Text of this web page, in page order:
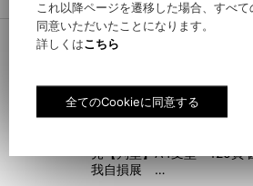
図録 横尾忠則 自我自損
ー：横尾忠則
【商品ID】YB101【商品
我自損展 ゲストキュレー
売【判型】A4変型 120
我自損展 …
これ以降ページを遷移した場合、すべ
同意いただいたことになります。
詳しくはこちら